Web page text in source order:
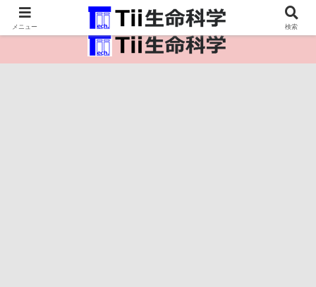
医療保健・生命・生物の情報インフラ。
メニュー 検索